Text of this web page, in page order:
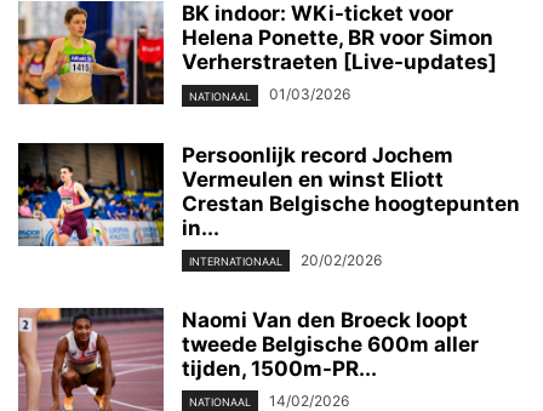
BK indoor: WKi-ticket voor
Helena Ponette, BR voor Simon
Verherstraeten [Live-updates]
NATIONAAL 01/03/2026
Persoonlijk record Jochem
Vermeulen en winst Eliott
Crestan Belgische hoogtepunten
in...
INTERNATIONAAL 20/02/2026
Naomi Van den Broeck loopt
tweede Belgische 600m aller
tijden, 1500m-PR...
NATIONAAL 14/02/2026